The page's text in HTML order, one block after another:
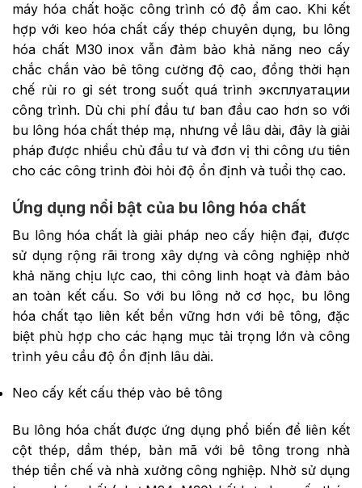
máy hóa chất hoặc công trình có độ ẩm cao. Khi kết
hợp với keo hóa chất cấy thép chuyên dụng, bu lông
hóa chất M30 inox vẫn đảm bảo khả năng neo cấy
chắc chắn vào bê tông cường độ cao, đồng thời hạn
chế rủi ro gỉ sét trong suốt quá trình эксплуатации
công trình. Dù chi phí đầu tư ban đầu cao hơn so với
bu lông hóa chất thép mạ, nhưng về lâu dài, đây là giải
pháp được nhiều chủ đầu tư và đơn vị thi công ưu tiên
cho các công trình đòi hỏi độ ổn định và tuổi thọ cao.
Ứng dụng nổi bật của bu lông hóa chất
Bu lông hóa chất là giải pháp neo cấy hiện đại, được
sử dụng rộng rãi trong xây dựng và công nghiệp nhờ
khả năng chịu lực cao, thi công linh hoạt và đảm bảo
an toàn kết cấu. So với bu lông nở cơ học, bu lông
hóa chất tạo liên kết bền vững hơn với bê tông, đặc
biệt phù hợp cho các hạng mục tải trọng lớn và công
trình yêu cầu độ ổn định lâu dài.
Neo cấy kết cấu thép vào bê tông
Bu lông hóa chất được ứng dụng phổ biến để liên kết
cột thép, dầm thép, bản mã với bê tông trong nhà
thép tiền chế và nhà xưởng công nghiệp. Nhờ sử dụng